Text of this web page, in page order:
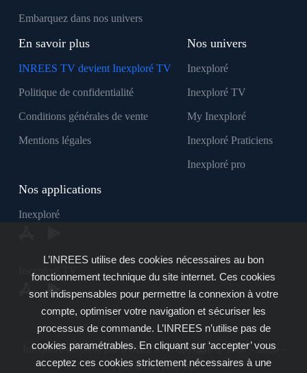
Embarquez dans nos univers
En savoir plus
INREES TV devient Inexploré TV
Politique de confidentialité
Conditions générales de vente
Mentions légales
Nos univers
Inexploré
Inexploré TV
My Inexploré
Inexploré Praticiens
Inexploré pro
Nos applications
Inexploré
Inexploré TV
Inexploré est édité par INREES - Copyright © 2007 - 2026 -
Tous droits réservés
L’INREES utilise des cookies nécessaires au bon
fonctionnement technique du site internet. Ces cookies
sont indispensables pour permettre la connexion à votre
compte, optimiser votre navigation et sécuriser les
processus de commande. L’INREES n’utilise pas de
cookies paramétrables. En cliquant sur ‘accepter’ vous
acceptez ces cookies strictement nécessaires à une